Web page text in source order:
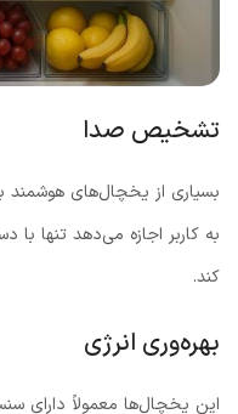
تشخیص صدا
بسیاری از یخچال‌های
به کاربر اجازه می‌دهد تنها با
کند.
بهره‌وری انرژی
این یخچال‌ها معمولاً دارای